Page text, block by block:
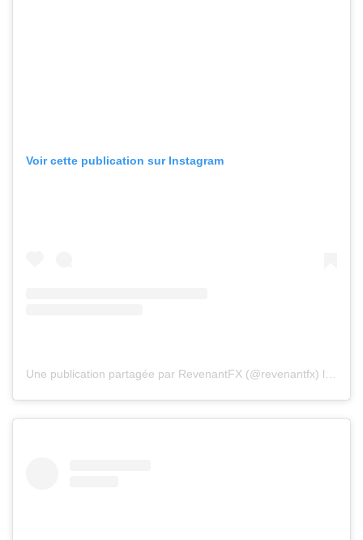
Voir cette publication sur Instagram
Une publication partagée par RevenantFX (@revenantfx) le